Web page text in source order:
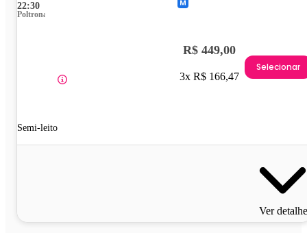
22:30
Poltrona
Semi-leito
R$ 449,00
3x R$ 166,47
Selecionar
Ver